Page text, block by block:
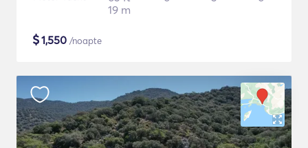
19 m
$1,550 /noapte